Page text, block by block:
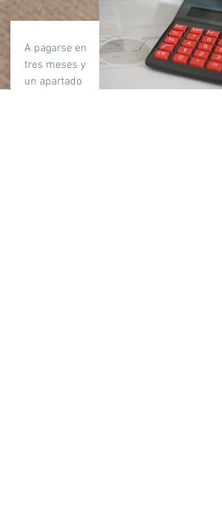
A pagarse en
tres meses y
un apartado